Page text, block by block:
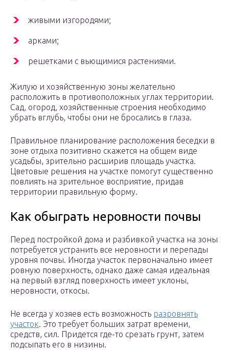
живыми изгородями;
арками;
решетками с вьющимися растениями.
Жилую и хозяйственную зоны желательно
расположить в противоположных углах территории.
Сад, огород, хозяйственные строения необходимо
убрать вглубь, чтобы они не бросались в глаза.
Правильное планирование расположения беседки в
зоне отдыха позитивно скажется на общем виде
усадьбы, зрительно расширив площадь участка.
Цветовые решения на участке помогут существенно
повлиять на зрительное восприятие, придав
территории правильную форму.
Как обыграть неровности почвы
Перед постройкой дома и разбивкой участка на зоны
потребуется устранить все неровности и перепады
уровня почвы. Иногда участок первоначально имеет
ровную поверхность, однако даже самая идеальная
на первый взгляд поверхность имеет уклоны,
неровности, откосы.
Не всегда у хозяев есть возможность разровнять
участок. Это требует больших затрат времени,
средств, сил. Придется где-то срезать грунт, затем
подсыпать его в низины.